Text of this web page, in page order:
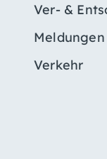
Ver- &
Verkehr